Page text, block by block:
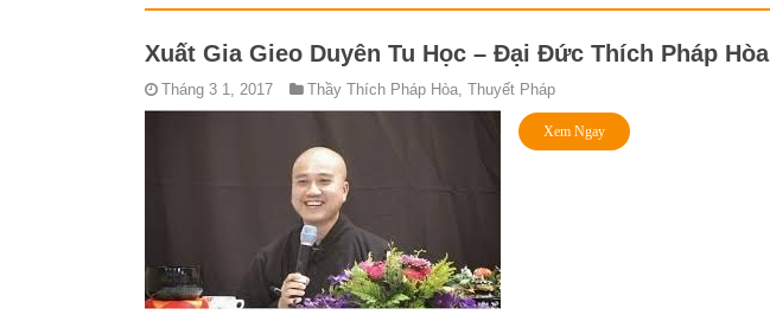
Xuất Gia Gieo Duyên Tu Học – Đại Đức Thích Pháp Hòa
Tháng 3 1, 2017 Thầy Thích Pháp Hòa Thuyết Pháp
Xem Ngay